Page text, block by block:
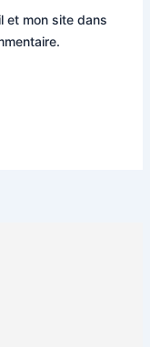
et mon site dans